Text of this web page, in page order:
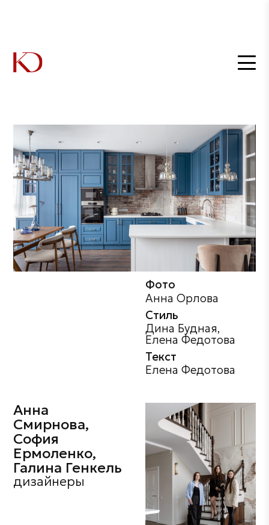
Проект студии «Элемент» с
отголосками английского стиля
Фото
Анна Орлова
Стиль
Дина Будная,
Елена Федотова
Текст
Елена Федотова
Анна
Смирнова,
София
Ермоленко,
Галина Генкель
дизайнеры